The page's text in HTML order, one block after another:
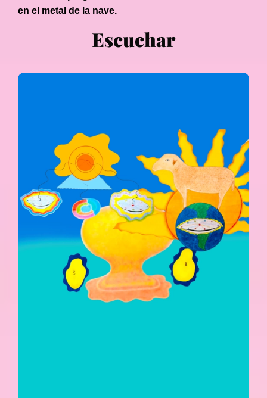
en el metal de la nave.
Escuchar